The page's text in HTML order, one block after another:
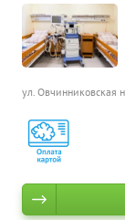
ул. Овчинниковская